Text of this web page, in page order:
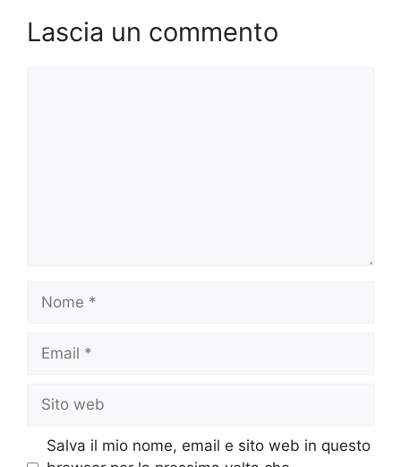
Lascia un commento
Nome
Email
Sito
web
Salva il mio nome, email e sito web in questo